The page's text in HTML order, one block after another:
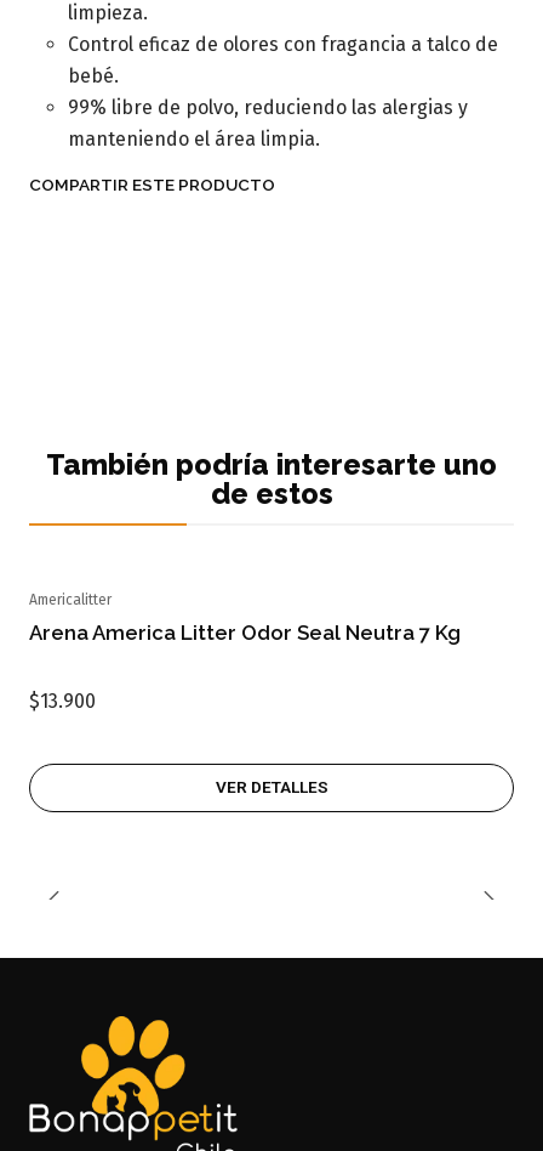
limpieza.
Control eficaz de olores con fragancia a talco de
bebé.
99% libre de polvo, reduciendo las alergias y
manteniendo el área limpia.
COMPARTIR ESTE PRODUCTO
También podría interesarte uno
de estos
Americalitter
Arena America Litter Odor Seal Neutra 7 Kg
$13.900
VER DETALLES